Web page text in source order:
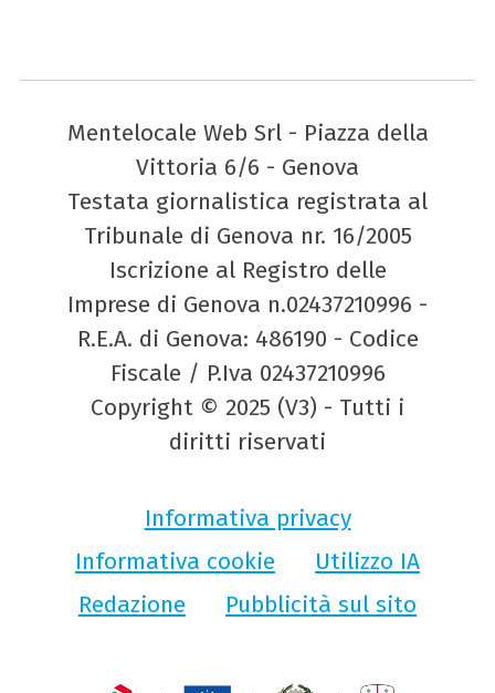
Mentelocale Web Srl - Piazza della
Vittoria 6/6 - Genova
Testata giornalistica registrata al
Tribunale di Genova nr. 16/2005
Iscrizione al Registro delle
Imprese di Genova n.02437210996 -
R.E.A. di Genova: 486190 - Codice
Fiscale / P.Iva 02437210996
Copyright © 2025 (V3) - Tutti i
diritti riservati
Informativa privacy
Informativa cookie
Utilizzo IA
Redazione
Pubblicità sul sito